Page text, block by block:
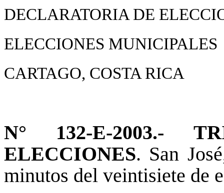
DECLARATORIA DE
ELECCIONES MUNICIPALES
CARTAGO, COSTA RICA
N° 132-E-2003.-
ELECCIONES. San
minutos del veintisiete de